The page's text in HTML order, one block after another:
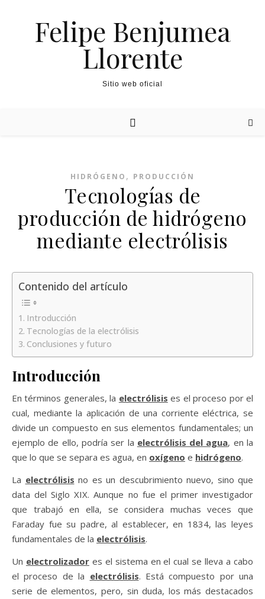
Felipe Benjumea
Llorente
Sitio web oficial
HIDRÓGENO , PRODUCCIÓN
Tecnologías de
producción de hidrógeno
mediante electrólisis
Contenido del artículo
Introducción
Tecnologías de la electrólisis
Conclusiones y futuro
Introducción
En términos generales, la electrólisis es el proceso por el
cual, mediante la aplicación de una corriente eléctrica, se
divide un compuesto en sus elementos fundamentales; un
ejemplo de ello, podría ser la electrólisis del agua, en la
que lo que se separa es agua, en oxígeno e hidrógeno.
La electrólisis no es un descubrimiento nuevo, sino que
data del Siglo XIX. Aunque no fue el primer investigador
que trabajó en ella, se considera muchas veces que
Faraday fue su padre, al establecer, en 1834, las leyes
fundamentales de la electrólisis.
Un electrolizadores el sistema en el cual se lleva a cabo
el proceso de la electrólisis. Está compuesto por una
serie de elementos, pero, sin duda, los más destacados